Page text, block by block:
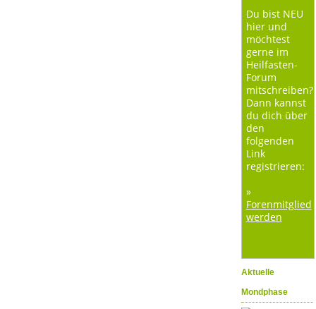
Du bist NEU
hier und
möchtest
gerne im
Heilfasten-
Forum
mitschreiben?
Dann kannst
du dich über
den
folgenden
Link
registrieren:
»
Forenmitglied
werden
Aktuelle
Mondphase